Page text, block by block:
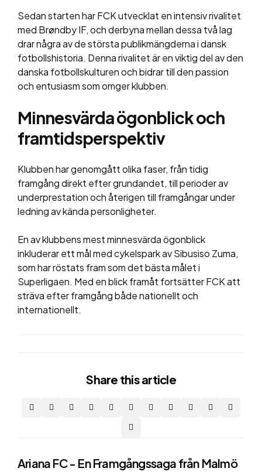
Sedan starten har FCK utvecklat en intensiv rivalitet
med Brøndby IF, och derbyna mellan dessa två lag
drar några av de största publikmängderna i dansk
fotbollshistoria. Denna rivalitet är en viktig del av den
danska fotbollskulturen och bidrar till den passion
och entusiasm som omger klubben​​.
Minnesvärda ögonblick och
framtidsperspektiv
Klubben har genomgått olika faser, från tidig
framgång direkt efter grundandet, till perioder av
underprestation och återigen till framgångar under
ledning av kända personligheter.
En av klubbens mest minnesvärda ögonblick
inkluderar ett mål med cykelspark av Sibusiso Zuma,
som har röstats fram som det bästa målet i
Superligaen​​. Med en blick framåt fortsätter FCK att
sträva efter framgång både nationellt och
internationellt.
Share this article
Post
Ariana FC - En Framgångssaga från Malmö